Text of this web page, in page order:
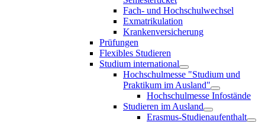
Fach- und Hochschulwechsel
Exmatrikulation
Krankenversicherung
Prüfungen
Flexibles Studieren
Studium international
Hochschulmesse "Studium und
Praktikum im Ausland"
Hochschulmesse Infostände
Studieren im Ausland
Erasmus-Studienaufenthalt